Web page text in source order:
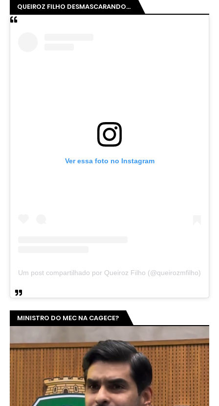
QUEIROZ FILHO DESMASCARANDO...
Ver essa foto no Instagram
Um post compartilhado por Queiroz Filho (@queirozmfilho)
MINISTRO DO MEC NA CAGECE?